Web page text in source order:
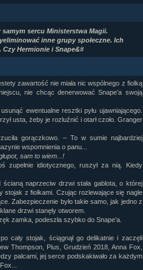
sercu Ministerstwa Magii.
inne grupy społeczne. Ich
Hermionie i Snape&#
zawartość nie miała nic wspólnego z fiolką
nie chcąc denerwować Snape’a swoją
ewentualne resztki pyłu ujawniającego.
usta, żeby je rozluźnić i otarł czoło. Granger
gorączkowo. – To w sumie najbardziej
wspomnienia o panu...
sam to wiem...!
zupełnie idiotycznego, ruszył za nią. Kiedy
ścianą naprzeciw drzwi stała gablota, o której
stojak z fiolkami. Czując rozlewające się nagle
Zabezpieczenie było takie samo, jak jedno z
drzwi stanęły otworem.
zamka, podeszła szybko do Snape’a.
cały stojak, ściągnął go delikatnie i zaczęli
Thompson, Pius, Grudzień 2018, Anna Fox,
palcami, jej serce podskakiwało za każdym